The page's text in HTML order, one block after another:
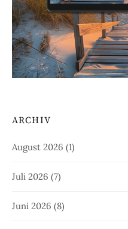
ARCHIV
August 2026 (1)
Juli 2026 (7)
Juni 2026 (8)